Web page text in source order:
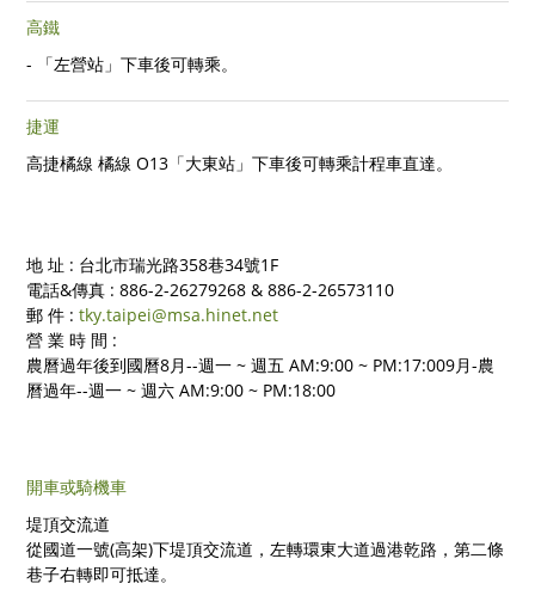
高鐵
-
「左營站」下車後可轉乘。
捷運
高捷橘線 橘線 O13「大東站」下車後可轉乘計程車直達。
地 址 : 台北市瑞光路358巷34號1F
電話&傳真 : 886-2-26279268 & 886-2-26573110
郵 件 :tky.taipei@msa.hinet.net
營 業 時 間 :
農曆過年後到國曆8月--週一 ~ 週五 AM:9:00 ~ PM:17:009月-農
曆過年--週一 ~ 週六 AM:9:00 ~ PM:18:00
開車或騎機車
堤頂交流道
從國道一號(高架)下堤頂交流道，左轉環東大道過港乾路，第二條
巷子右轉即可抵達。